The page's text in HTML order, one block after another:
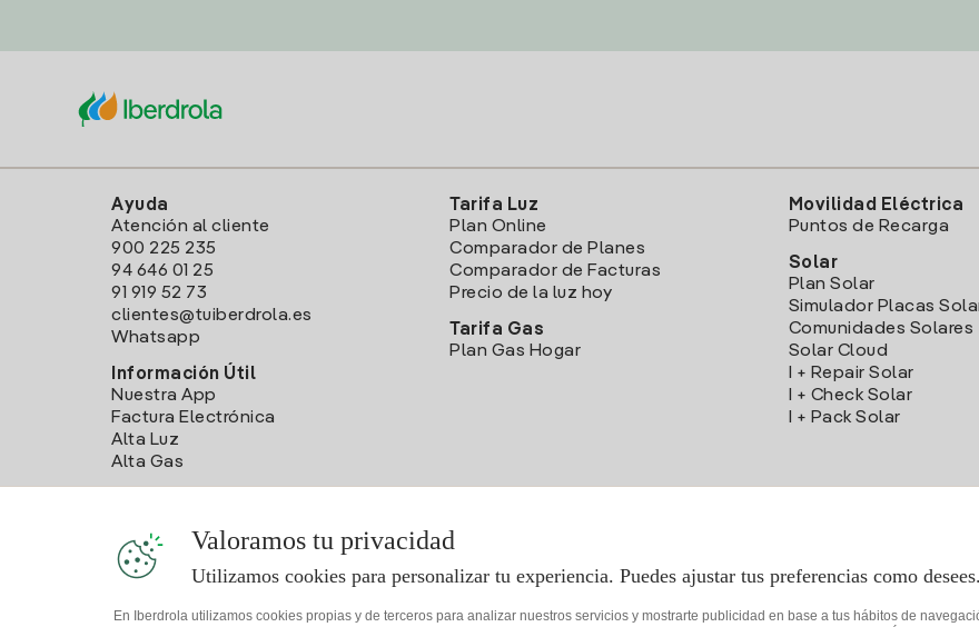
Ayuda
Atención al cliente
900 225 235
94 646 01 25
91 919 52 73
clientes@tuiberdrola.es
Whatsapp
Información Útil
Nuestra App
Factura Electrónica
Alta Luz
Alta Gas
Tarifa Luz
Plan Online
Comparador de Planes
Comparador de Facturas
Precio de la luz hoy
Tarifa Gas
Plan Gas Hogar
Movilidad Eléctrica
Puntos de Recarga
Solar
Plan Solar
Simulador Placas
Comunidades Solares
Solar Cloud
I + Repair Solar
I + Check Solar
I + Pack Solar
Valoramos tu privacidad
Utilizamos cookies para personalizar tu experiencia. Puedes ajustar tus preferencias como desees.
En Iberdrola utilizamos cookies propias y de terceros para analizar nuestros servicios y mostrarte publicidad en base a tus hábitos de